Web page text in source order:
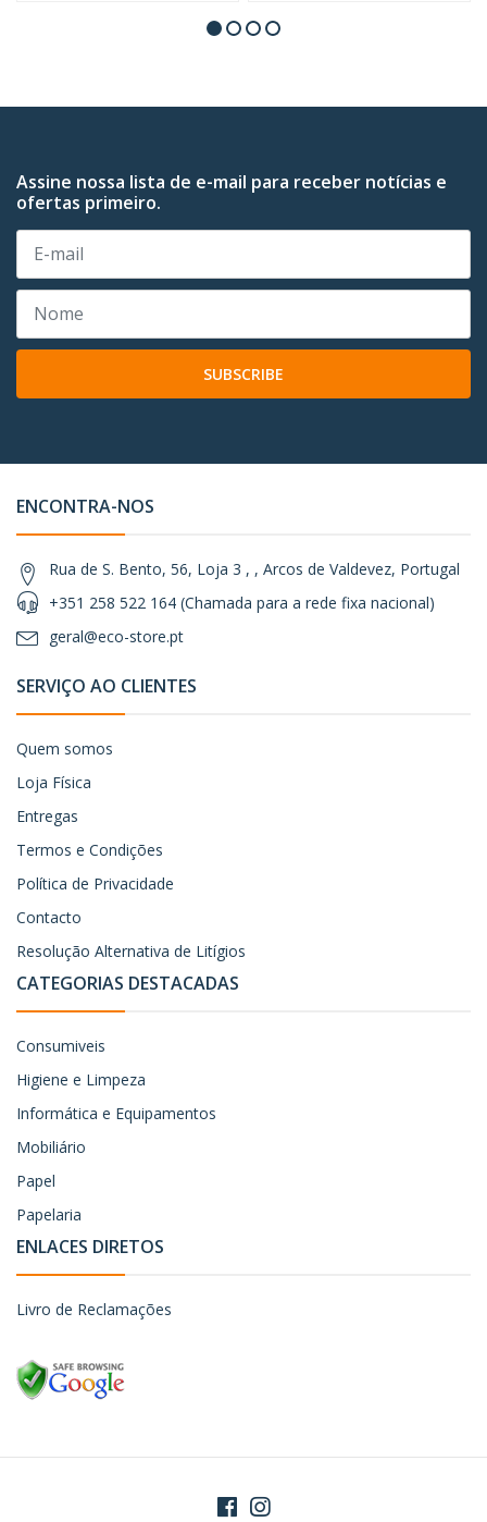
Assine nossa lista de e-mail para receber notícias e
ofertas primeiro.
SUBSCRIBE
ENCONTRA-NOS
Rua de S. Bento, 56, Loja 3 , , Arcos de Valdevez, Portugal
+351 258 522 164 (Chamada para a rede fixa nacional)
geral@eco-store.pt
SERVIÇO AO CLIENTES
Quem somos
Loja Física
Entregas
Termos e Condições
Política de Privacidade
Contacto
Resolução Alternativa de Litígios
CATEGORIAS DESTACADAS
Consumiveis
Higiene e Limpeza
Informática e Equipamentos
Mobiliário
Papel
Papelaria
ENLACES DIRETOS
Livro de Reclamações